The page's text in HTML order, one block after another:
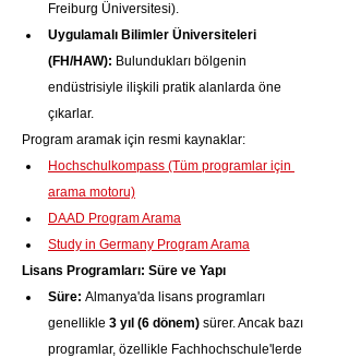
Freiburg Üniversitesi).
Uygulamalı Bilimler Üniversiteleri
(FH/HAW): Bulundukları bölgenin
endüstrisiyle ilişkili pratik alanlarda öne
çıkarlar.
Program aramak için resmi kaynaklar:
Hochschulkompass (Tüm programlar için
arama motoru)
DAAD Program Arama
Study in Germany Program Arama
Lisans Programları: Süre ve Yapı
Süre: Almanya'da lisans programları
genellikle 3 yıl (6 dönem) sürer. Ancak bazı
programlar, özellikle Fachhochschule'lerde